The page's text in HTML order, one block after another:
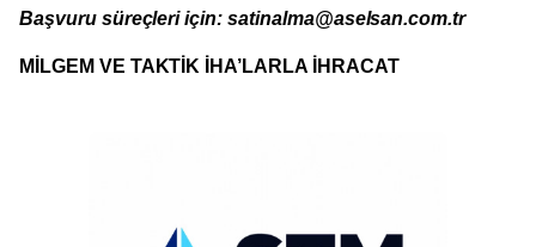
Başvuru süreçleri için: satinalma@aselsan.com.tr
MİLGEM VE TAKTİK İHA’LARLA İHRACAT